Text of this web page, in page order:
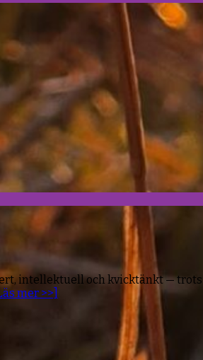
intellektuell och kvicktänkt —
mer >>]